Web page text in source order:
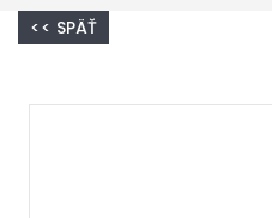
<< SPÄŤ